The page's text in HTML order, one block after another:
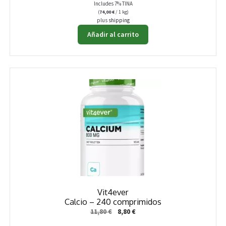
Includes 7% TINA
(74,00€/ 1 kg)
plus shipping
Añadir al carrito
Vit4ever
Calcio – 240 comprimidos
11,80€ 8,80€El